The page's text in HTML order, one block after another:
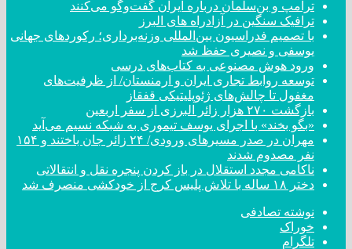
ترامپ و بن‌سلمان درباره ایران گفت‌و‌گو می‌کنند
ترافیک سنگین در آزادراه های البرز
با تصمیم فدراسیون بین‌المللی وزنه‌برداری؛ رکورد‌های جهانی
یوسفی و نصیری حفظ شد
ورود هوش مصنوعی به کتاب‌های درسی
توسعه روابط تجاری ایران و ارمنستان/ از ظرفیت‌های
مغفول تا چالش‌های ژئوپلیتیکی قفقاز
بازگشت ۲۷۰ هزار زائر البرزی از سفر اربعین
«بگو بخند» با اجرای یوسف تیموری به شبکه نسیم می‌آید
مهران در صدر مسیر‌های ورودی/ ۲۴ زائر جان باختند و ۱۵۴
نفر مصدوم شدند
ناکامی مجدد استقلال در باز کردن پنجره نقل و انتقالاتی
دختر ‌۱۸‌ ‌ساله‌ با تلاش پلیس کرج از خودکشی منصرف شد
نوشته تصادفی
خوراک
تلگرام